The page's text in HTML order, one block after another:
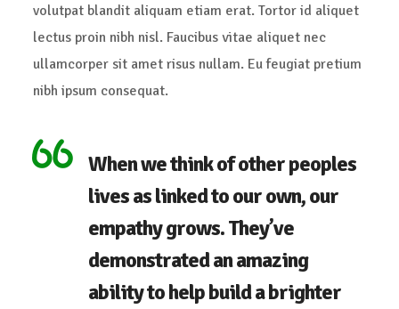
volutpat blandit aliquam etiam erat. Tortor id aliquet
lectus proin nibh nisl. Faucibus vitae aliquet nec
ullamcorper sit amet risus nullam. Eu feugiat pretium
nibh ipsum consequat.
When we think of other peoples
lives as linked to our own, our
empathy grows. They’ve
demonstrated an amazing
ability to help build a brighter